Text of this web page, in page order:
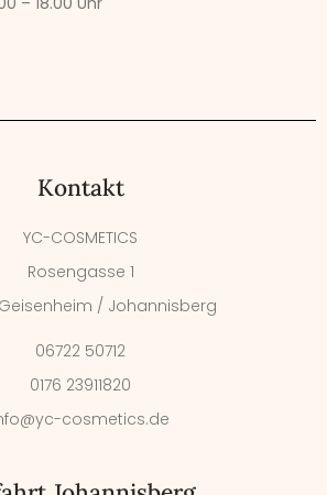
Kontakt
YC-COSMETICS
Rosengasse 1
/ Johannisberg
06722 50712
0176 23911820
cosmetics.de